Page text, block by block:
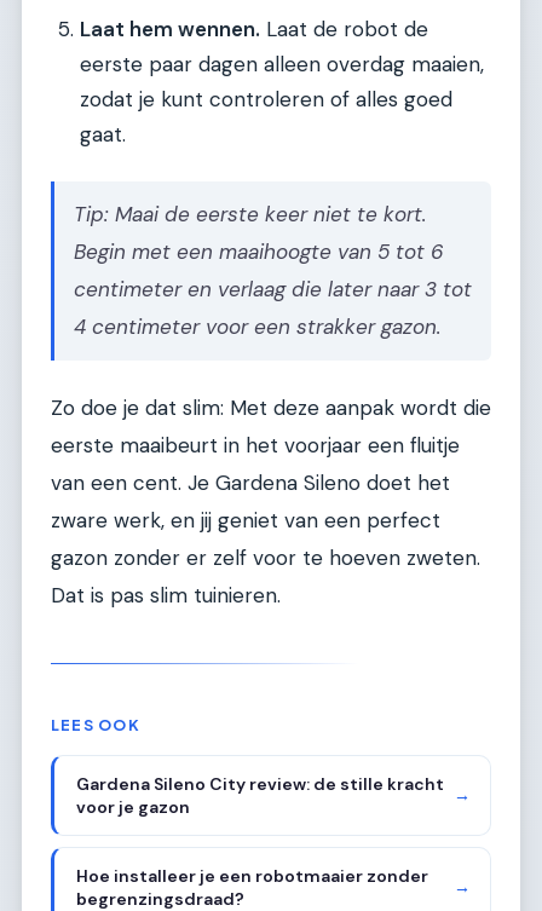
Laat hem wennen. Laat de robot de
eerste paar dagen alleen overdag maaien,
zodat je kunt controleren of alles goed
gaat.
Tip: Maai de eerste keer niet te kort.
Begin met een maaihoogte van 5 tot 6
centimeter en verlaag die later naar 3 tot
4 centimeter voor een strakker gazon.
Zo doe je dat slim: Met deze aanpak wordt die
eerste maaibeurt in het voorjaar een fluitje
van een cent. Je Gardena Sileno doet het
zware werk, en jij geniet van een perfect
gazon zonder er zelf voor te hoeven zweten.
Dat is pas slim tuinieren.
LEES OOK
Gardena Sileno City review: de stille kracht
voor je gazon
→
Hoe installeer je een robotmaaier zonder
begrenzingsdraad?
→